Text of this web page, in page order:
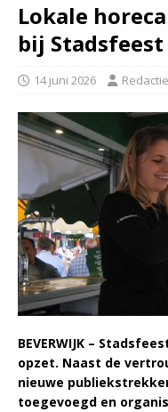
Lokale
bij
14 juni 2026 Redactie
BEVERWIJK –
opzet. Naast de
nieuwe
toegevoegd en